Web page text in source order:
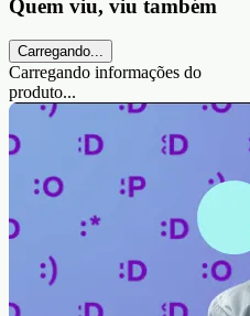
Quem viu, viu também
Carregando...
Carregando informações do
produto...